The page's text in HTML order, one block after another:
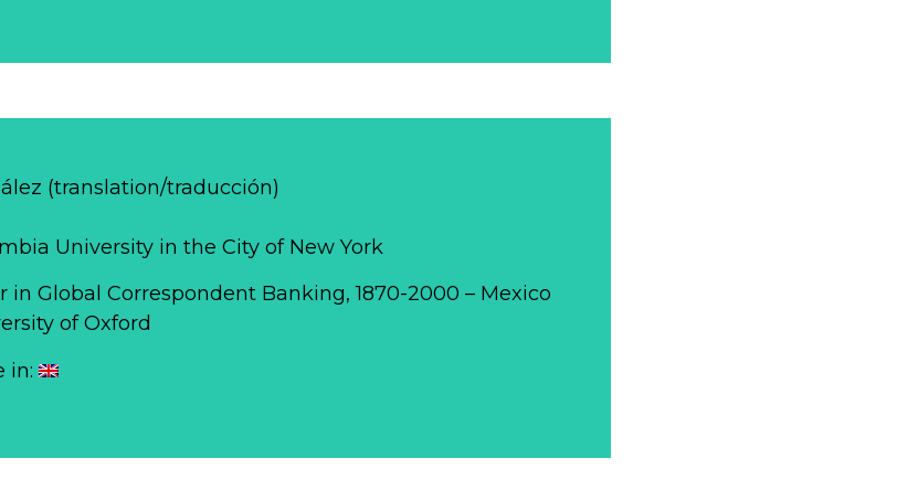
(translation/traducción)
University in the City of New York
in Global Correspondent Banking, 1870-2000 – Mexico
of Oxford
in: